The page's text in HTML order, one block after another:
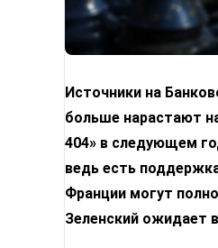
Источники на
больше нарастают
404» в следующем
ведь есть
Франции могут
Зеленский ожидает